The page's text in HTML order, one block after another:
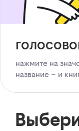
нажмите на
название – и